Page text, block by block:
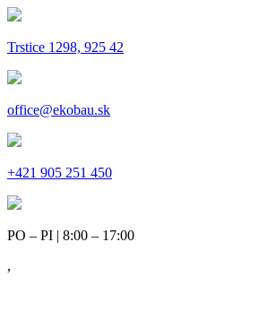
Trstice 1298, 925 42
office@ekobau.sk
+421 905 251 450
PO – PI | 8:00 – 17:00
,